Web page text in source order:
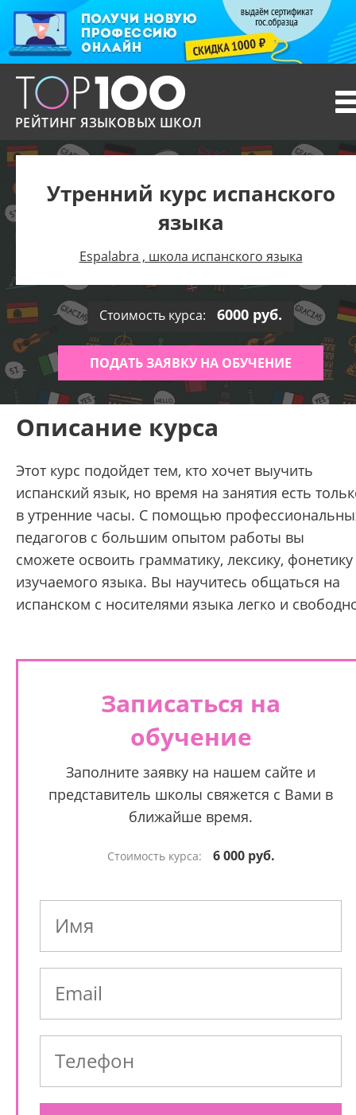
РЕЙТИНГ ЯЗЫКОВЫХ ШКОЛ
Утренний курс испанского
языка
Espalabra , школа испанского языка
Стоимость курса: 6000 руб.
ПОДАТЬ ЗАЯВКУ НА ОБУЧЕНИЕ
Описание курса
Этот курс подойдет тем, кто хочет выучить
испанский язык, но время на занятия есть
в утренние часы. С помощью
педагогов с большим опытом работы вы
сможете освоить грамматику, лексику, фонетику
изучаемого языка. Вы научитесь общаться на
испанском с носителями языка легко и
Записаться на
обучение
Заполните заявку на нашем сайте и
представитель школы свяжется с Вами в
ближайше время.
Стоимость курса: 6 000 руб.